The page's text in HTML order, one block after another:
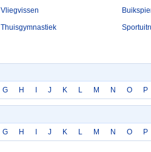
Vliegvissen
Thuisgymnastiek
G H J K L M N O P
G H J K L M N O P